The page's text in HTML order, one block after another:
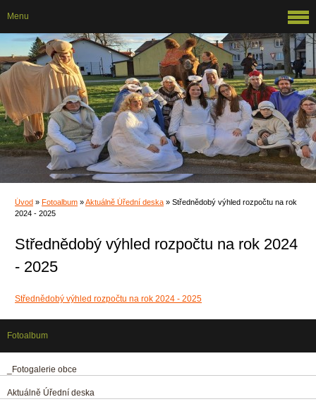
Úvod » Fotoalbum »Aktuálně Úřední deska » Střednědobý výhled rozpočtu na rok
2024 - 2025
Střednědobý výhled rozpočtu na rok 2024
- 2025
Střednědobý výhled rozpočtu na rok 2024 - 2025
Menu
Fotoalbum
_Fotogalerie obce
Aktuálně Úřední deska